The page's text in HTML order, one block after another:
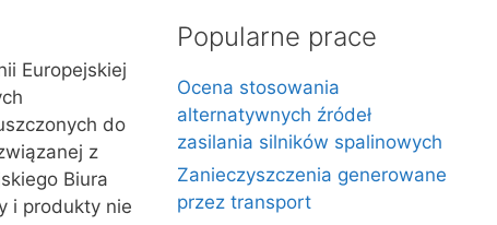
Europejskiej
do
z
Biura
i produkty nie
Popularne prace
Ocena stosowania
alternatywnych źródeł
zasilania silników spalinowych
Zanieczyszczenia generowane
przez transport